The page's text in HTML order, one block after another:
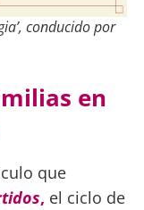
conducido por
en
que
, el ciclo de